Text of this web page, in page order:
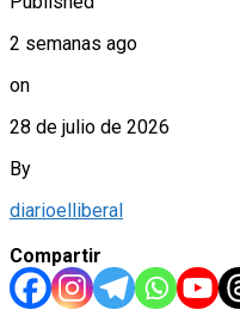
2 semanas ago
on
28 de julio de 2026
By
diarioelliberal
Compartir